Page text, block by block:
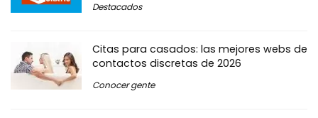
Destacados
Citas para casados: las mejores webs de
contactos discretas de 2026
Conocer gente